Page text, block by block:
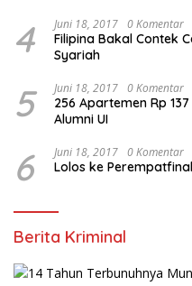
4 Juni 18, 2017 0 Komentar
Filipina Bakal Contek
Syariah
5 Juni 18, 2017 0 Komentar
256 Apartemen Rp
Alumni UI
6 Juni 18, 2017 0 Komentar
Lolos ke
Berita Kriminal